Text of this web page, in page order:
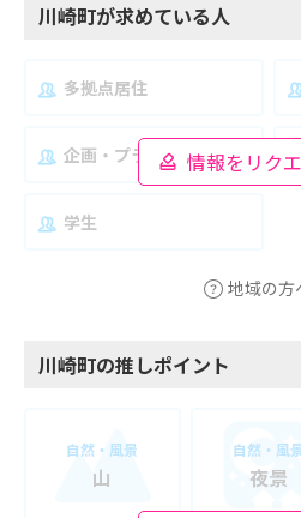
川崎町が求めている人
情報をリク
多拠点居住
企画・プランナー
学生
地域の方
川崎町の推しポイント
自然・風景
山
自然・風
夜景